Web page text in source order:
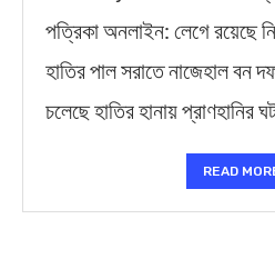
পত্রিকা অনলাইন: লেগে রয়েছে
হাতির পাল সরাতে নাজেহাল বন
চলেছে হাতির হানায়
READ